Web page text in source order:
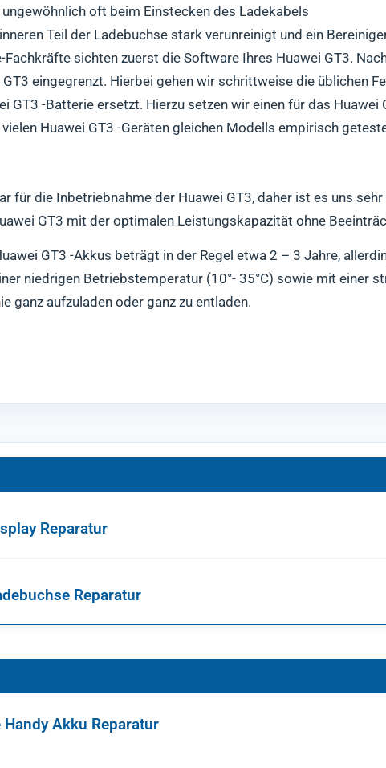
oft beim Einstecken des Ladekabels
Teil der Ladebuchse stark verunreinigt und ein
Fachkräfte sichten zuerst die Software Ihres Huawei GT3.
eingegrenzt. Hierbei gehen wir schrittweise die üblichen
GT3 -Batterie ersetzt. Hierzu setzen wir einen für das
Huawei GT3 -Geräten gleichen Modells empirisch
für die Inbetriebnahme der Huawei GT3, daher ist es uns
GT3 mit der optimalen Leistungskapazität ohne
GT3 -Akkus beträgt in der Regel etwa 2 – 3 Jahre,
niedrigen Betriebstemperatur (10°- 35°C) sowie mit einer
ganz aufzuladen oder ganz zu entladen.
Reparatur
Reparatur
Akku Reparatur